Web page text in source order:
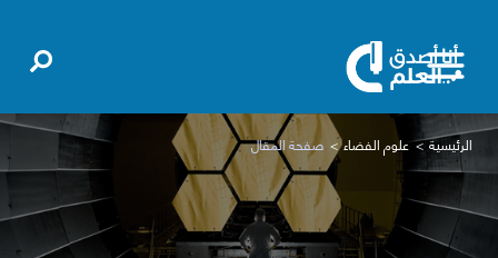
الرئيسية علوم الفضاء صفحة المقال